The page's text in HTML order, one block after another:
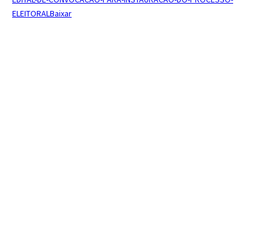
ELEITORAL Baixar